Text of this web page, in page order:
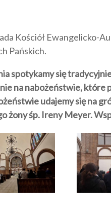
Kościół Ewangelicko-
Pańskich.
spotykamy się
na nabożeństwie, które
udajemy się na
żony śp. Ireny Meyer.